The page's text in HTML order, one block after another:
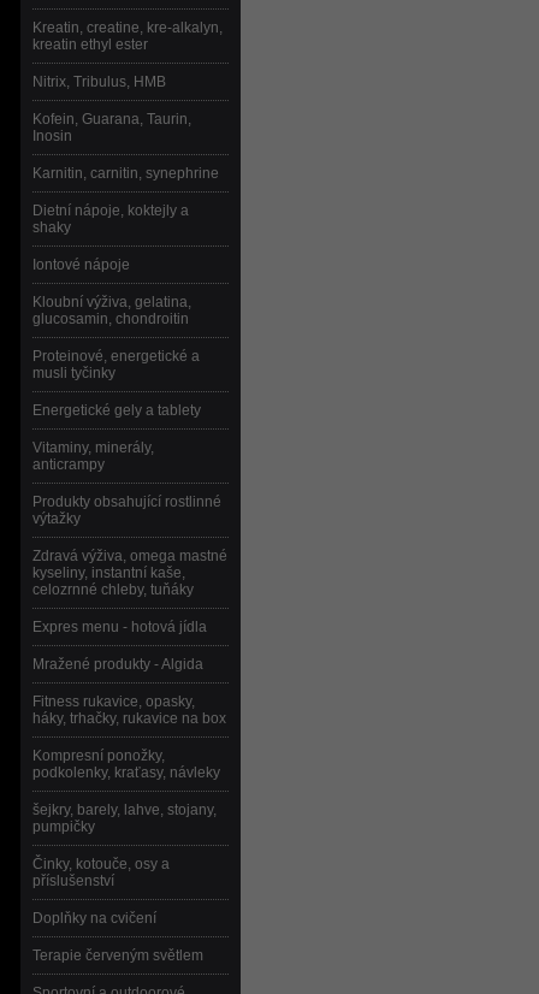
Kreatin, creatine, kre-alkalyn,
kreatin ethyl ester
Nitrix, Tribulus, HMB
Kofein, Guarana, Taurin,
Inosin
Karnitin, carnitin, synephrine
Dietní nápoje, koktejly a
shaky
Iontové nápoje
Kloubní výživa, gelatina,
glucosamin, chondroitin
Proteinové, energetické a
musli tyčinky
Energetické gely a tablety
Vitaminy, minerály,
anticrampy
Produkty obsahující rostlinné
výtažky
Zdravá výživa, omega mastné
kyseliny, instantní kaše,
celozrnné chleby, tuňáky
Expres menu - hotová jídla
Mražené produkty - Algida
Fitness rukavice, opasky,
háky, trhačky, rukavice na box
Kompresní ponožky,
podkolenky, kraťasy, návleky
šejkry, barely, lahve, stojany,
pumpičky
Činky, kotouče, osy a
příslušenství
Doplňky na cvičení
Terapie červeným světlem